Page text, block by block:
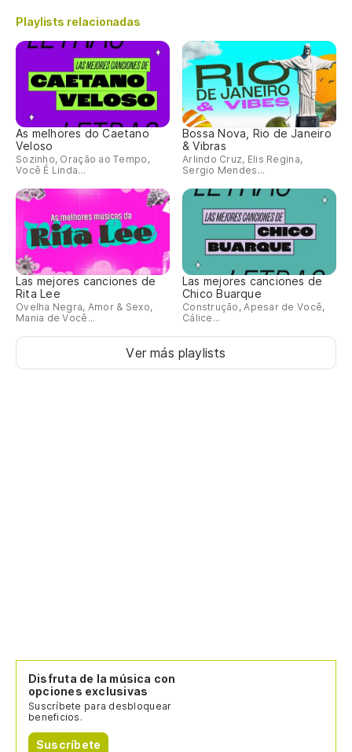
Playlists relacionadas
As melhores do Caetano
Veloso
Sozinho, Oração ao Tempo,
Você É Linda...
Bossa Nova, Rio de Janeiro
& Vibras
Arlindo Cruz, Elis Regina,
Sergio Mendes...
Las mejores canciones de
Rita Lee
Ovelha Negra, Amor & Sexo,
Mania de Você...
Las mejores canciones de
Chico Buarque
Construção, Apesar de Você,
Cálice...
Ver más playlists
Disfruta de la música con
opciones exclusivas
Suscríbete para desbloquear
beneficios.
Suscríbete